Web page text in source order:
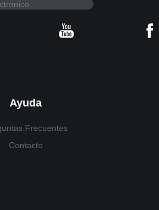
Ayuda
Frecuentes
Contacto